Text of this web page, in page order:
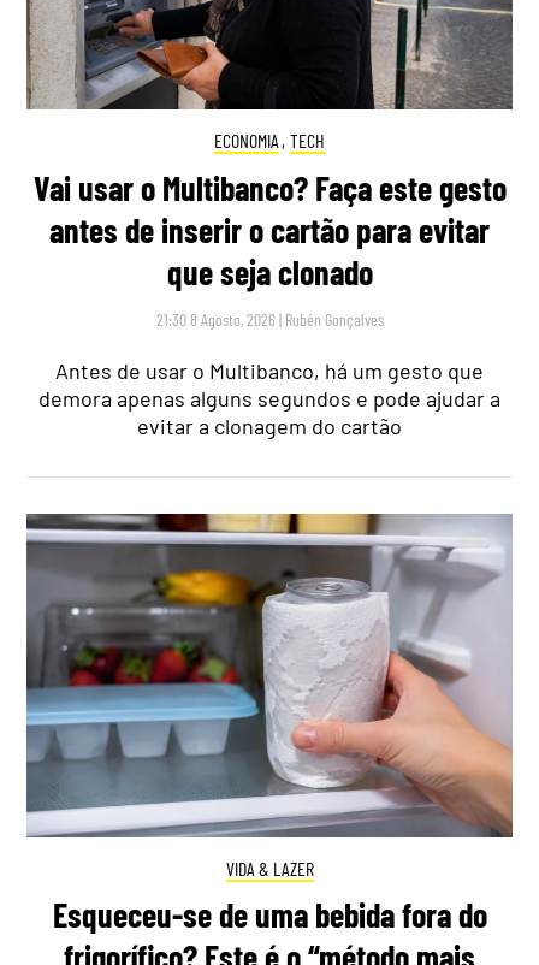
ECONOMIA , TECH
Vai usar o Multibanco? Faça este gesto
antes de inserir o cartão para evitar
que seja clonado
21:30 8 Agosto, 2026 | Rubén Gonçalves
Antes de usar o Multibanco, há um gesto que
demora apenas alguns segundos e pode ajudar a
evitar a clonagem do cartão
VIDA & LAZER
Esqueceu-se de uma bebida fora do
frigorífico? Este é o “método mais